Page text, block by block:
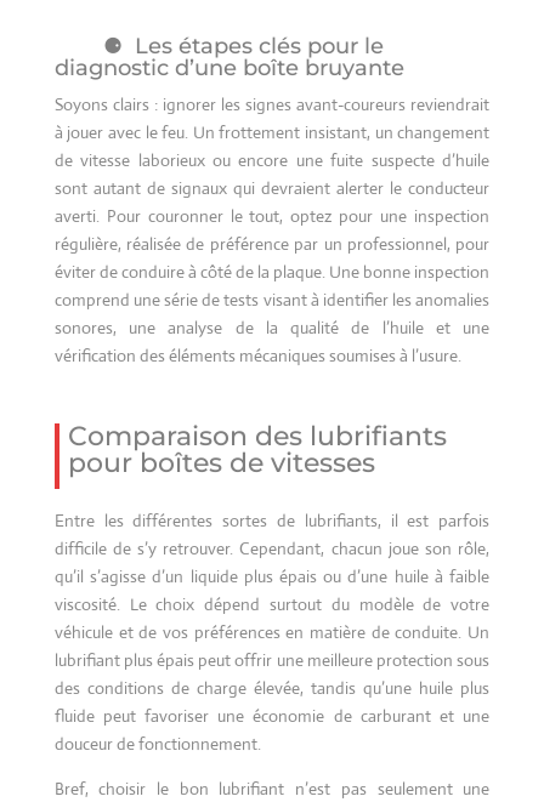
Les étapes clés pour le
diagnostic d’une boîte bruyante
Soyons clairs : ignorer les signes avant-coureurs reviendrait
à jouer avec le feu. Un frottement insistant, un changement
de vitesse laborieux ou encore une fuite suspecte d’huile
sont autant de signaux qui devraient alerter le conducteur
averti. Pour couronner le tout, optez pour une inspection
régulière, réalisée de préférence par un professionnel, pour
éviter de conduire à côté de la plaque. Une bonne inspection
comprend une série de tests visant à identifier les anomalies
sonores, une analyse de la qualité de l’huile et une
vérification des éléments mécaniques soumises à l’usure.
Comparaison des lubrifiants
pour boîtes de vitesses
Entre les différentes sortes de lubrifiants, il est parfois
difficile de s’y retrouver. Cependant, chacun joue son rôle,
qu’il s’agisse d’un liquide plus épais ou d’une huile à faible
viscosité. Le choix dépend surtout du modèle de votre
véhicule et de vos préférences en matière de conduite. Un
lubrifiant plus épais peut offrir une meilleure protection sous
des conditions de charge élevée, tandis qu’une huile plus
fluide peut favoriser une économie de carburant et une
douceur de fonctionnement.
Bref, choisir le bon lubrifiant n’est pas seulement une